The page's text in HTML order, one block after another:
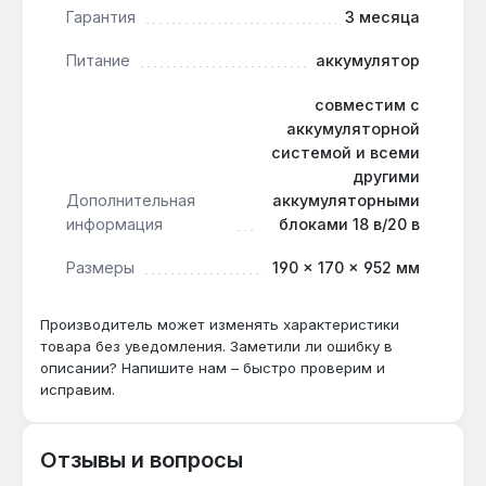
продлить время работы от аккумулятора.
Защита от ударов и пыли на
корпус имеет степень
защиты IP30 от проникновения и IK07 от
ударов — выдерживает падения и вибрацию.
Прожектор подходит для профессионального
использования на стройплощадках, в мастерских,
при ремонтных работах и для любых задач,
требующих мобильного мощного света. Гарантия
Совместим ли с аккумуляторами 18 В
других брендов?
аккумуляторными блоками 18 В/20 В, включая
Гарантия 3 месяца
Питание аккумулятор
Дополнительная
информация
совместим с
аккумуляторной
системой и всеми
другими
аккумуляторными
блоками 18 в/20 в
Размеры 190 × 170 × 952 мм
Производитель может изменять характеристики
товара без уведомления. Заметили ли ошибку в
описании? Напишите нам – быстро проверим и
исправим.
Отзывы и вопросы